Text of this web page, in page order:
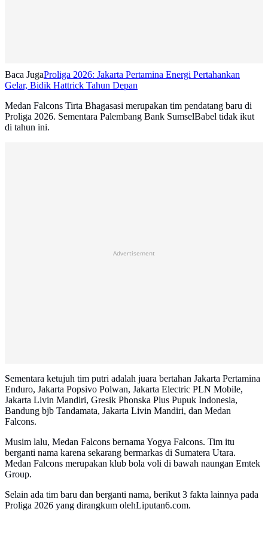
Baca JugaProliga 2026: Jakarta Pertamina Energi Pertahankan
Gelar, Bidik Hattrick Tahun Depan
Medan Falcons Tirta Bhagasasi merupakan tim pendatang baru di
Proliga 2026. Sementara Palembang Bank SumselBabel tidak ikut
di tahun ini.
Advertisement
Sementara ketujuh tim putri adalah juara bertahan Jakarta Pertamina
Enduro, Jakarta Popsivo Polwan, Jakarta Electric PLN Mobile,
Jakarta Livin Mandiri, Gresik Phonska Plus Pupuk Indonesia,
Bandung bjb Tandamata, Jakarta Livin Mandiri, dan Medan
Falcons.
Musim lalu, Medan Falcons bernama Yogya Falcons. Tim itu
berganti nama karena sekarang bermarkas di Sumatera Utara.
Medan Falcons merupakan klub bola voli di bawah naungan Emtek
Group.
Selain ada tim baru dan berganti nama, berikut 3 fakta lainnya pada
Proliga 2026 yang dirangkum olehLiputan6.com.